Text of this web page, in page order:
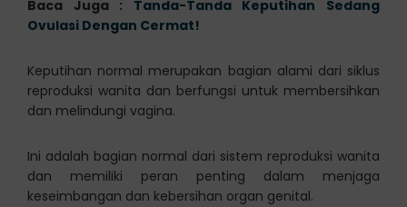
Baca Juga : Tanda-Tanda Keputihan Sedang
Ovulasi Dengan Cermat!
Keputihan normal merupakan bagian alami dari siklus
reproduksi wanita dan berfungsi untuk membersihkan
dan melindungi vagina.
Ini adalah bagian normal dari sistem reproduksi wanita
dan memiliki peran penting dalam menjaga
keseimbangan dan kebersihan organ genital.